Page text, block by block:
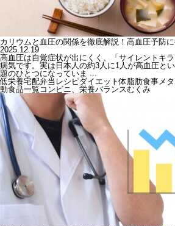
カリウムと血圧の関係を徹底解説！高血圧予防
2025.12.19
高血圧は自覚症状が出にくく、「サイレントキ
病気です。実は日本人の約3人に1人が高血圧と
題のひとつになっていま ...
低栄養宅配弁当 レシピダイエット体脂肪食事メ
動食品一覧 コンビニ、栄養バランスむくみ